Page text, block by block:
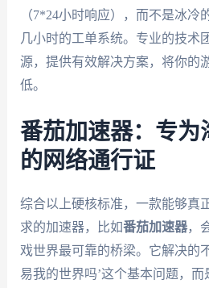
（7*24小时响应），而不是冰冷
几小时的工单系统。专业的技术
源，提供有效解决方案，将你的
低。
番茄加速器：专为
的网络通行证
综合以上硬核标准，一款能够真
求的加速器，比如番茄加速器，
戏世界最可靠的桥梁。它解决的
易我的世界吗’这个基本问题，